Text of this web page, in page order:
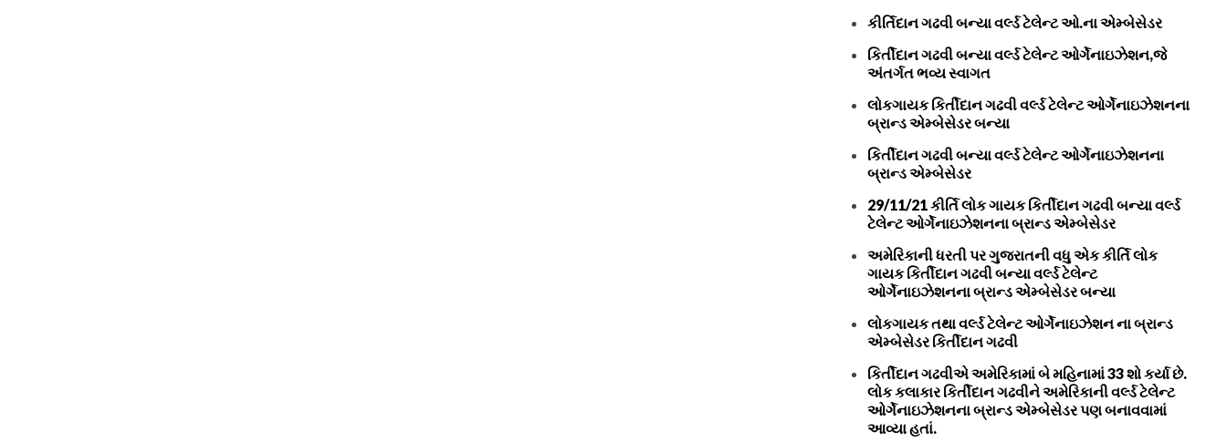
કીર્તિદાન ગઢવી બન્યા વર્લ્ડ ટેલેન્ટ ઓ.ના એમ્બેસેડર
કિર્તીદાન ગઢવી બન્યા વર્લ્ડ ટેલેન્ટ ઓર્ગેનાઇઝેશન,જે
અંતર્ગત ભવ્ય સ્વાગત
લોકગાયક કિર્તીદાન ગઢવી વર્લ્ડ ટેલેન્ટ ઓર્ગેનાઇઝેશનના
બ્રાન્ડ એમ્બેસેડર બન્યા
કિર્તીદાન ગઢવી બન્યા વર્લ્ડ ટેલેન્ટ ઓર્ગેનાઇઝેશનના
બ્રાન્ડ એમ્બેસેડર
29/11/21 કીર્તિ લોક ગાયક કિર્તીદાન ગઢવી બન્યા વર્લ્ડ
ટેલેન્ટ ઓર્ગેનાઇઝેશનના બ્રાન્ડ એમ્બેસેડર
અમેરિકાની ધરતી પર ગુજરાતની વધુ એક કીર્તિ લોક
ગાયક કિર્તીદાન ગઢવી બન્યા વર્લ્ડ ટેલેન્ટ
ઓર્ગેનાઇઝેશનના બ્રાન્ડ એમ્બેસેડર બન્યા
લોકગાયક તથા વર્લ્ડ ટેલેન્ટ ઓર્ગેનાઇઝેશન ના બ્રાન્ડ
એમ્બેસેડર કિર્તીદાન ગઢવી
કિર્તીદાન ગઢવીએ અમેરિકામાં બે મહિનામાં 33 શો કર્યા છે.
લોક કલાકાર કિર્તીદાન ગઢવીને અમેરિકાની વર્લ્ડ ટેલેન્ટ
ઓર્ગેનાઇઝેશનના બ્રાન્ડ એમ્બેસેડર પણ બનાવવામાં
આવ્યા હતાં.